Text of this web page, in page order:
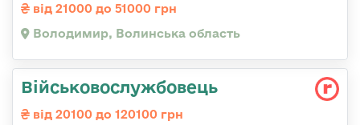
від 21000 до 51000 грн
Володимир, Волинська область
Військовослужбовець
від 20100 до 120100 грн